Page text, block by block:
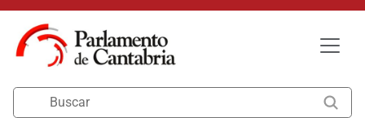
Pasar al contenido principal